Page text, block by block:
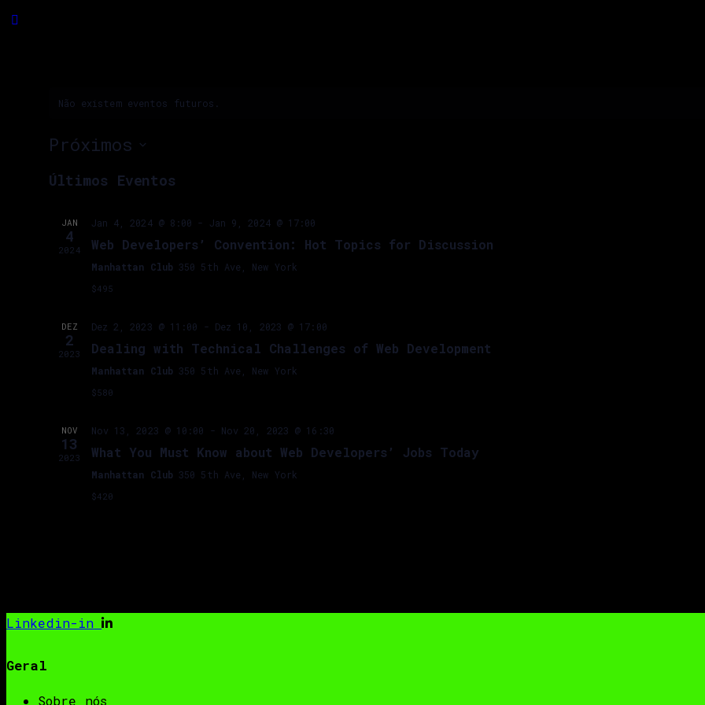
Não existem eventos futuros.
Próximos
a
Últimos Eventos
JAN
4
2024
Jan 4, 2024 @ 8:00 - Jan 9, 2024 @ 17:00
Web Developers’ Convention: Hot Topics for Discussion
Manhattan Club 350 5th Ave, New York
$495
DEZ
2
2023
Dez 2, 2023 @ 11:00 - Dez 10, 2023 @ 17:00
Dealing with Technical Challenges of Web Development
Manhattan Club 350 5th Ave, New York
$580
NOV
13
2023
Nov 13, 2023 @ 10:00 - Nov 20, 2023 @ 16:30
What You Must Know about Web Developers’ Jobs Today
Manhattan Club 350 5th Ave, New York
$420
Linkedin-in
Geral
Sobre nós